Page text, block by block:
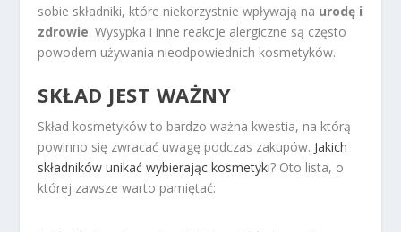
sobie składniki, które niekorzystnie wpływają na urodę i
zdrowie. Wysypka i inne reakcje alergiczne są często
powodem używania nieodpowiednich kosmetyków.
SKŁAD JEST WAŻNY
Skład kosmetyków to bardzo ważna kwestia, na którą
powinno się zwracać uwagę podczas zakupów. Jakich
składników unikać wybierając kosmetyki? Oto lista, o
której zawsze warto pamiętać: